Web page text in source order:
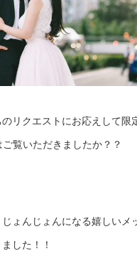
リクエストにお応えして限
ご覧いただきましたか？？
ょんじょんになる嬉しいメ
した！！